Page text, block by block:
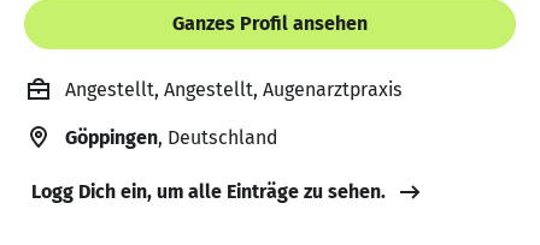
Ganzes Profil ansehen
Angestellt, Angestellt, Augenarztpraxis
Göppingen, Deutschland
Logg Dich ein, um alle Einträge zu sehen.